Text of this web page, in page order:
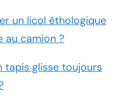
un licol éthologique
au camion ?
tapis glisse toujours